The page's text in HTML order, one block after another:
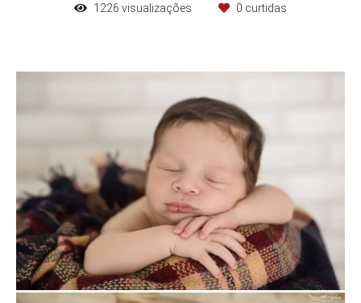
1226 visualizações 0 curtidas